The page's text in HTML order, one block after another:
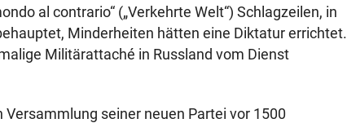
al contrario“ („Verkehrte Welt“) Schlagzeilen, in
Minderheiten hätten eine Diktatur errichtet.
Militärattaché in Russland vom Dienst
seiner neuen Partei vor 1500